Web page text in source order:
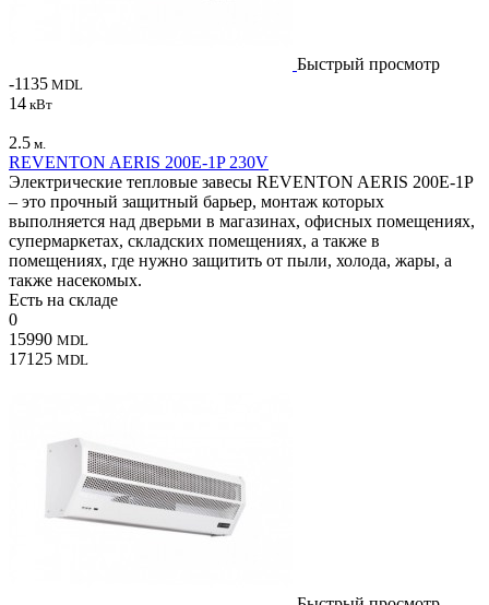
Быстрый просмотр
-1135 MDL
14 кВт
2.5 м.
REVENTON AERIS 200Е-1P 230V
Электрические тепловые завесы REVENTON AERIS 200Е-1P
– это прочный защитный барьер, монтаж которых
выполняется над дверьми в магазинах, офисных помещениях,
супермаркетах, складских помещениях, а также в
помещениях, где нужно защитить от пыли, холода, жары, а
также насекомых.
Есть на складе
0
15990 MDL
17125 MDL